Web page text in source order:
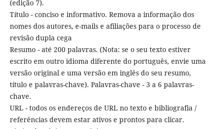
(edição 7).
Título - conciso e informativo. Remova a informação dos
nomes dos autores, e-mails e afiliações para o processo de
revisão dupla cega
Resumo - até 200 palavras. (Nota: se o seu texto estiver
escrito em outro idioma diferente do português, envie uma
versão original e uma versão em inglês do seu resumo,
título e palavras-chave). Palavras-chave - 3 a 6 palavras-
chave.
URL - todos os endereços de URL no texto e bibliografia /
referências devem estar ativos e prontos para clicar.